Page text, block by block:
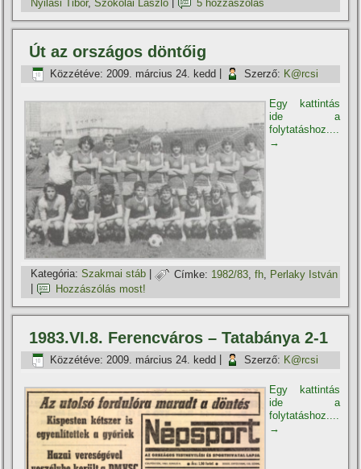
Nyilasi Tibor,Szokolai László 5 hozzászólás
Út az országos döntőig
Közzétéve: 2009. március 24. kedd Szerző: K@rcsi
Egy kattintás
ide a
folytatáshoz....
→
Kategória: Szakmai stáb | Címke: 1982/83 ,fh
Perlaky István
Hozzászólás most!
1983.VI.8. Ferencváros – Tatabánya 2-1
Közzétéve: 2009. március 24. kedd Szerző: K@rcsi
Egy kattintás
ide a
folytatáshoz....
→